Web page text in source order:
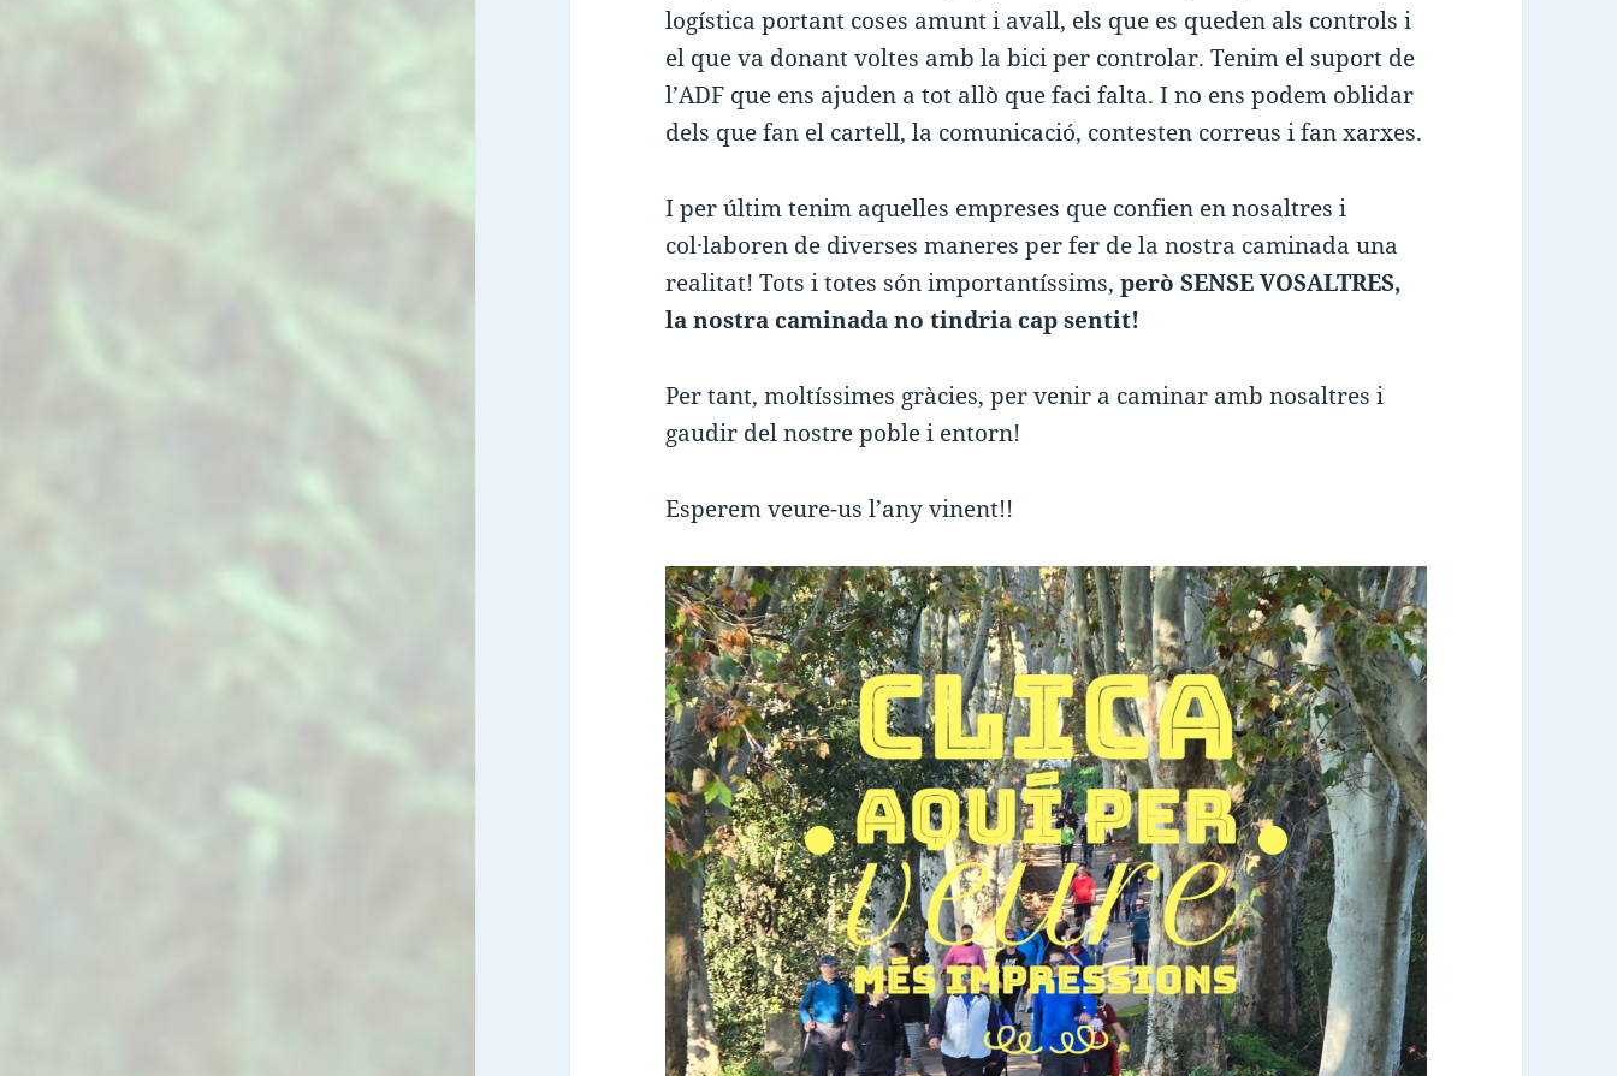
logística portant coses amunt i avall, els que es queden als controls i
el que va donant voltes amb la bici per controlar. Tenim el suport de
l’ADF que ens ajuden a tot allò que faci falta. I no ens podem oblidar
dels que fan el cartell, la comunicació, contesten correus i fan xarxes.
I per últim tenim aquelles empreses que confien en nosaltres i
col·laboren de diverses maneres per fer de la nostra caminada una
realitat! Tots i totes són importantíssims,però SENSE VOSALTRES,
la nostra caminada no tindria cap sentit!
Per tant, moltíssimes gràcies, per venir a caminar amb nosaltres i
gaudir del nostre poble i entorn!
Esperem veure-us l’any vinent!!